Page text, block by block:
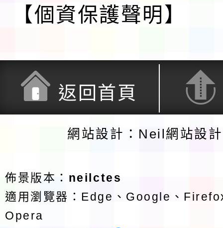
【個資保護聲明】
返回首頁
網站設計：Neil網站設
佈景版本： neilctes
適用瀏覽器：Edge、Google、
Opera